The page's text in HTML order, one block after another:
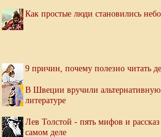
Как простые люди становились
9 причин, почему полезно читать
В Швеции вручили
литературе
Лев Толстой - пять мифов и
самом деле